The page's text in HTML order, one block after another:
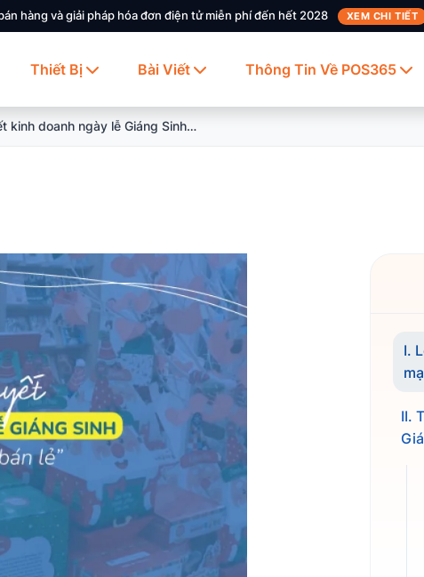
hàng và giải pháp hóa đơn điện tử miễn phí đến hết 2028 XEM CHI TIẾT
Thiết Bị Bài Viết Thông Tin Về POS365
5 Bí quyết kinh doanh ngày lễ Giáng Sinh cho cửa hàng bán lẻ
I.
II.